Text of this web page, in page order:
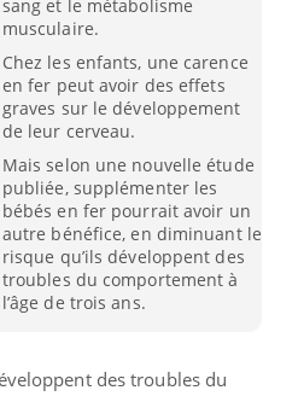
sang et le métabolisme
musculaire.
Chez les enfants, une carence
en fer peut avoir des effets
graves sur le développement
de leur cerveau.
Mais selon une nouvelle étude
publiée, supplémenter les
bébés en fer pourrait avoir un
autre bénéfice, en diminuant le
risque qu’ils développent des
troubles du comportement à
l’âge de trois ans.
des troubles du